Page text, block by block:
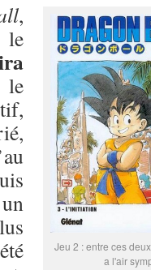
Jeu 2 : entre ces
a l'air
,
le